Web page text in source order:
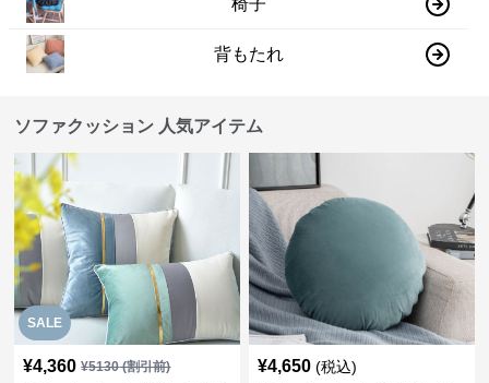
背もたれ
ソファクッション 人気アイテム
SALE
¥4,360 ¥5130(割引前) ¥4,650 (税込)